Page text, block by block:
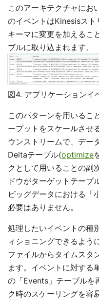
このアーキテクチャにお
のイベントはKinesisスト
キーマに変更を加えるこ
ブルに取り込まれます。
図4. アプリケーションイ
このパターンを用いるこ
ープットをスケールさせ
ウンストリームで、デー
Deltaテーブル(optimize
クとして用いることの副
ドウがターゲットテーブ
ビッグデータにおける「
必要はありません。
処理したいイベントの種
ィショニングできるよう
ファイルからタイムスタ
ます。イベントに対する
の「Events」テーブルを
ク時のスケーリングを容